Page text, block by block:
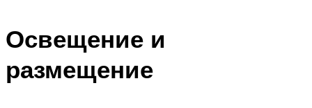
Освещение и
размещение